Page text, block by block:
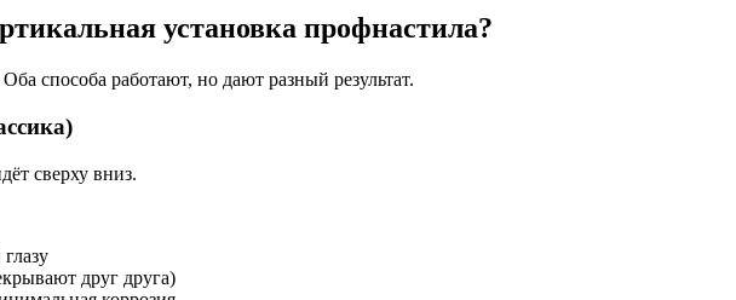
установка профнастила?
способа работают, но дают разный результат.
сверху вниз.
друг друга)